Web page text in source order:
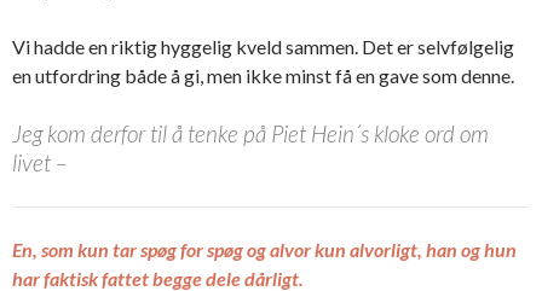
Vi hadde en riktig hyggelig kveld sammen. Det er selvfølgelig
en utfordring både å gi, men ikke minst få en gave som denne.
Jeg kom derfor til å tenke på Piet Hein´s kloke ord om
livet –
En, som kun tar spøg for spøg og alvor kun alvorligt, han og hun
har faktisk fattet begge dele dårligt.